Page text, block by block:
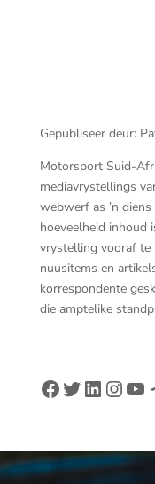
Gepubliseer deur:
Motorsport Suid-
mediavrystellings
webwerf as ’n
hoeveelheid inhoud
vrystelling vooraf te
nuusitems en
korrespondente
die amptelike
Facebook
Twitter